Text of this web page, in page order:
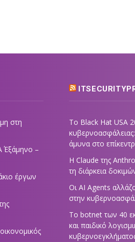
στη
Εξάμηνο –
έργων
Το Black Hat USA
άμυνα στο
Η Claude της
τη διάρκεια
Οι AI Agents
στην
Το botnet των 40
και παιδικό